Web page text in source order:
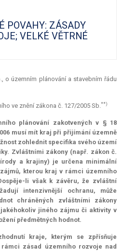
POVAHY: ZÁSADY
VELKÉ VĚTRNÉ
o územním plánování a stavebním řádu
ve znění zákona č. 127/2005 Sb.**)
plánování zakotvených v § 18
musí mít kraj při přijímání územně
zohlednit specifika svého území
Zvláštními zákony (např. zákon č.
a krajiny) je určena minimální
kterou kraj v rámci územního
li však k závěru, že zvláštní
intenzivnější ochranu, může
chráněných zvláštními zákony
jiného zájmu či aktivity v
předmětných hodnot.
kraje, kterým se zpřísňuje
zásad územního rozvoje nad